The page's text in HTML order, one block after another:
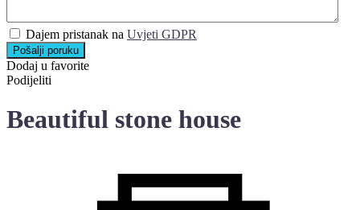
Dajem pristanak na Uvjeti GDPR
Pošalji poruku
Dodaj u favorite
Podijeliti
Beautiful stone house